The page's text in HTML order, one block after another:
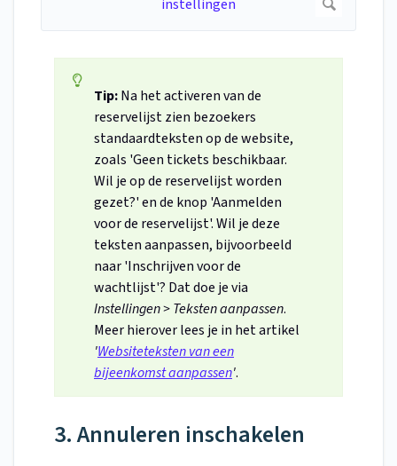
Tip:Na het activeren van de
reservelijst zien bezoekers
standaardteksten op de website,
zoals 'Geen tickets beschikbaar.
Wil je op de reservelijst worden
gezet?' en de knop 'Aanmelden
voor de reservelijst'. Wil je deze
teksten aanpassen, bijvoorbeeld
naar 'Inschrijven voor de
wachtlijst'? Dat doe je via
Instellingen > Teksten aanpassen.
Meer hierover lees je in het artikel
'Websiteteksten van een
bijeenkomst aanpassen'.
3. Annuleren inschakelen